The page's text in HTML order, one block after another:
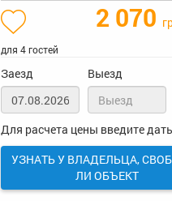
2 070
для 4 гостей
Заезд Выезд
Для расчета цены введите
УЗНАТЬ У ВЛАДЕЛЬЦА,
ЛИ ОБЪЕКТ